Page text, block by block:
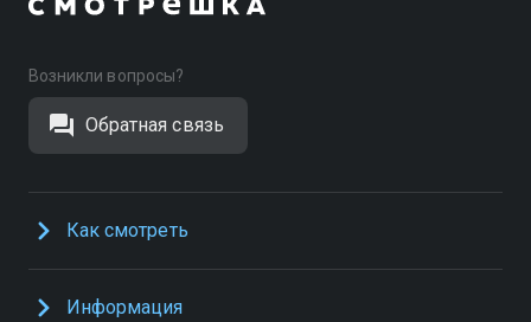
Возникли вопросы?
Обратная связь
Как смотреть
Информация